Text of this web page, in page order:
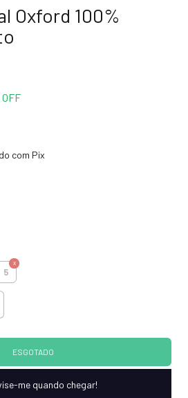
Oxford 100%
OFF
com Pix
5
me quando chegar!